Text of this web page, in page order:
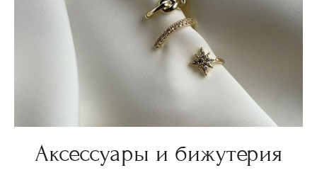
Аксессуары и бижутерия